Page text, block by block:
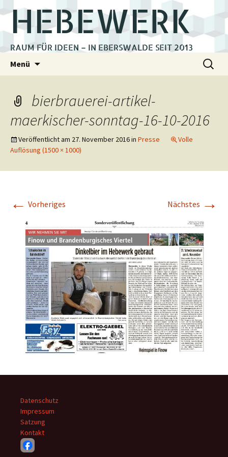
HEBEWERK
RAUM FÜR IDEEN – IN EBERSWALDE SEIT 2013
Menü
Suchen
nach:
bierbrauerei-artikel-
maerkischer-sonntag-16-10-2016
Veröffentlicht am 27. November 2016in Presse
Volle
Auflösung (1500 × 1000)
← Vorheriges Nächstes →
Datenschutz
Impressum
Satzung
Kontakt